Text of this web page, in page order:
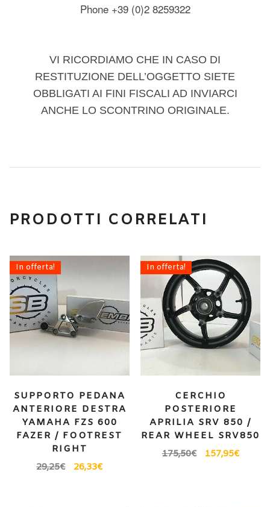
Phone +39 (0)2 8259322
VI RICORDIAMO CHE IN CASO DI
RESTITUZIONE DELL’OGGETTO SIETE
OBBLIGATI AI FINI FISCALI AD INVIARCI
ANCHE LO SCONTRINO ORIGINALE.
PRODOTTI CORRELATI
In offerta!
SUPPORTO PEDANA
ANTERIORE DESTRA
YAMAHA FZS 600
FAZER / FOOTREST
RIGHT
29,25€ 26,33€
In offerta!
CERCHIO
POSTERIORE
APRILIA SRV 850 /
REAR WHEEL SRV850
175,50€ 157,95€